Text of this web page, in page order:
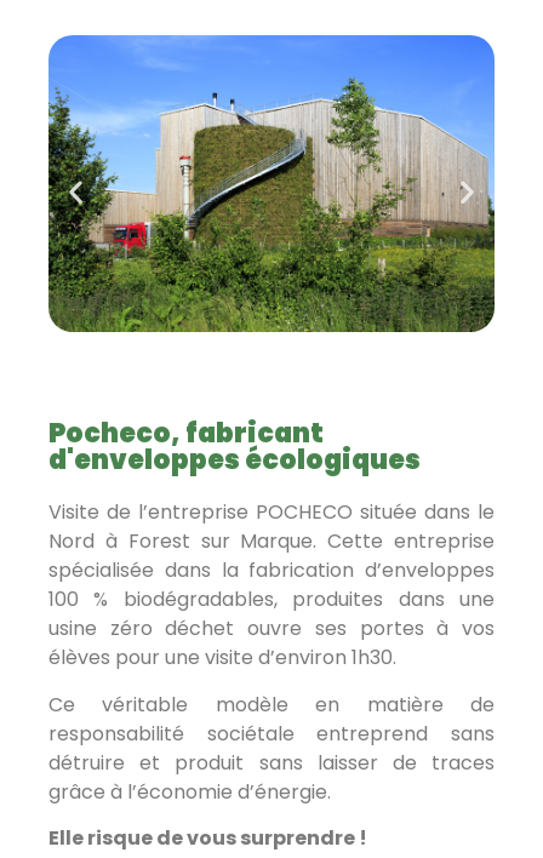
Pocheco, fabricant
d'enveloppes écologiques
Visite de l’entreprise POCHECO située dans le
Nord à Forest sur Marque. Cette entreprise
spécialisée dans la fabrication d’enveloppes
100 % biodégradables, produites dans une
usine zéro déchet ouvre ses portes à vos
élèves pour une visite d’environ 1h30.
Ce véritable modèle en matière de
responsabilité sociétale entreprend sans
détruire et produit sans laisser de traces
grâce à l’économie d’énergie.
Elle risque de vous surprendre !